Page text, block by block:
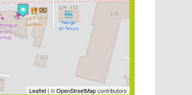
Leaflet| ©OpenStreetMapcontributors